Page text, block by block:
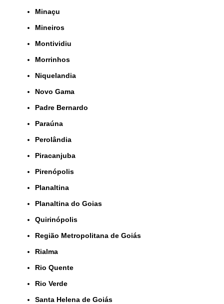
Minaçu
Mineiros
Montividiu
Morrinhos
Niquelandia
Novo Gama
Padre Bernardo
Paraúna
Perolândia
Piracanjuba
Pirenópolis
Planaltina
Planaltina do Goias
Quirinópolis
Região Metropolitana de Goiás
Rialma
Rio Quente
Rio Verde
Santa Helena de Goiás